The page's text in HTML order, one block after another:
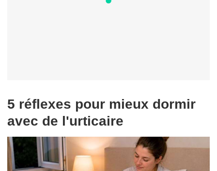
5 réflexes pour mieux dormir
avec de l'urticaire